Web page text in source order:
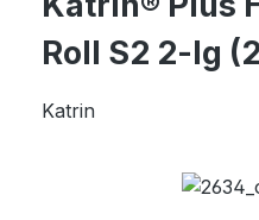
Roll S2 2-lg
Katrin
Bildergalerie